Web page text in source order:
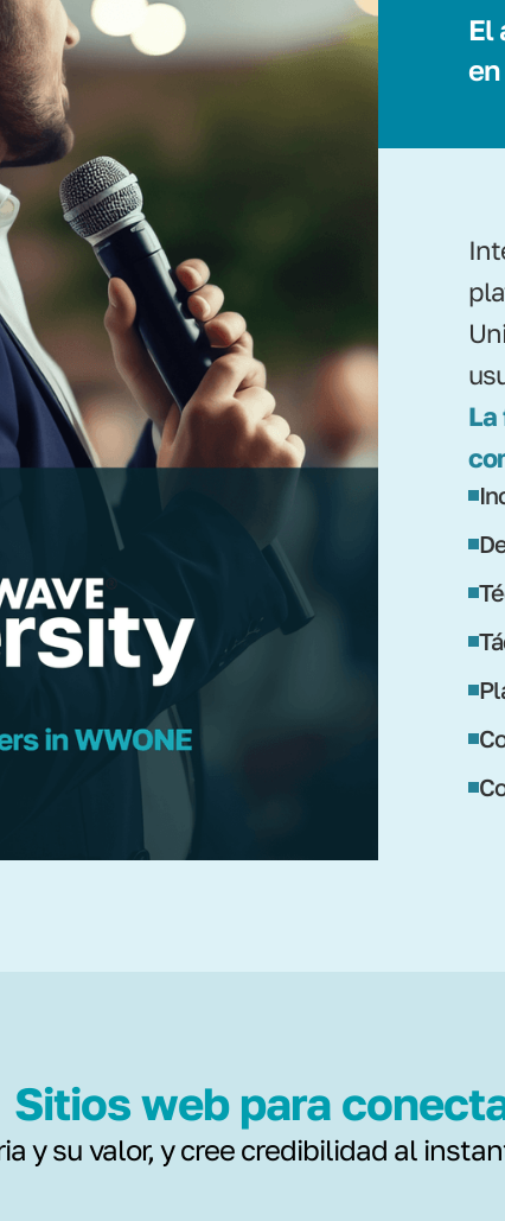
El
La
Sitios web para
y su valor, y cree credibilidad al